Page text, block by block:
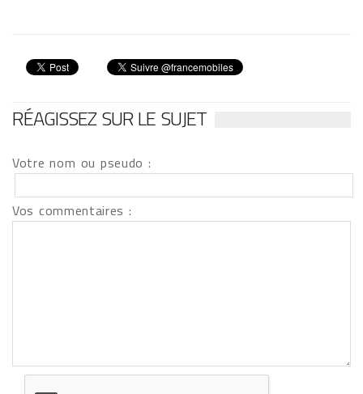
RÉAGISSEZ SUR LE SUJET
Votre nom ou pseudo :
Vos commentaires :